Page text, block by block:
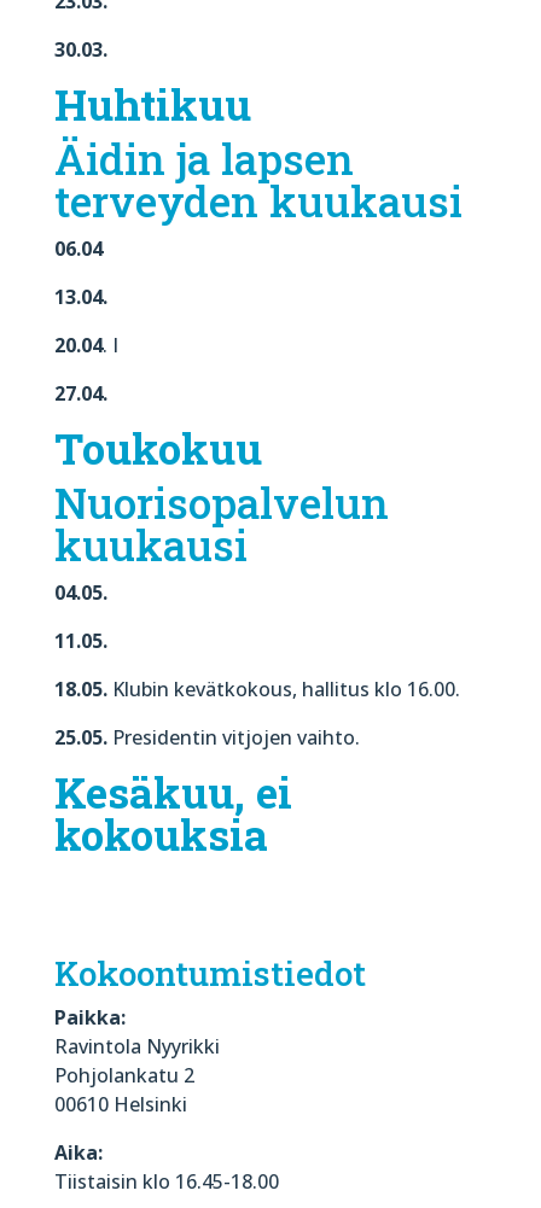
30.03.
Huhtikuu
Äidin ja lapsen
terveyden kuukausi
06.04
13.04.
20.04. I
27.04.
Toukokuu
Nuorisopalvelun
kuukausi
04.05.
11.05.
18.05. Klubin kevätkokous, hallitus klo 16.00.
25.05. Presidentin vitjojen vaihto.
Kesäkuu, ei
kokouksia
Kokoontumistiedot
Paikka:
Ravintola Nyyrikki
Pohjolankatu 2
00610 Helsinki
Aika:
Tiistaisin klo 16.45-18.00